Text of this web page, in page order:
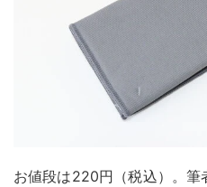
お値段は220円（税込）。筆